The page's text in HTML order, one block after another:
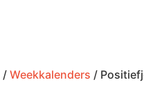
/ Weekkalenders /